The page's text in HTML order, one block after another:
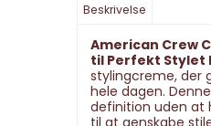
Beskrivelse
American Crew
til Perfekt Stylet
stylingcreme, der
hele dagen.
definition uden at